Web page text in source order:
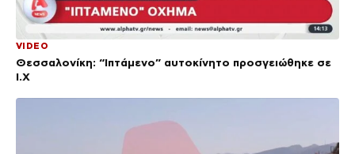
VIDEO
Θεσσαλονίκη: “Ιπτάμενο” αυτοκίνητο προσγειώθηκε σε
Ι.Χ